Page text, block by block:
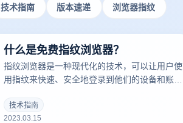
技术指南 版本速递 浏览器指纹
什么是免费指纹浏览器？
指纹浏览器是一种现代化的技术，可以让用户使
用指纹来快速、安全地登录到他们的设备和账
一，并且越来越多的人开始使用它。
技术指南
2023.03.15